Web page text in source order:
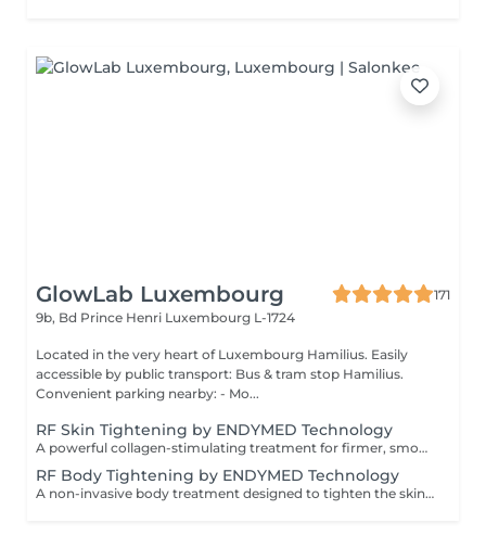
GlowLab Luxembourg
171
9b, Bd Prince Henri Luxembourg L-1724
Located in the very heart of Luxembourg Hamilius. Easily
accessible by public transport: Bus & tram stop Hamilius.
Convenient parking nearby: - Mo...
RF Skin Tightening by ENDYMED Technology
A powerful collagen-stimulating treatment for firmer, smoother, and visibly rejuvenated skin. A non-invasive RadioFrequency treatment designed to tighten the skin, improve elasticity, and stimulate natural collagen production for a firmer, more lifted appearance. At GlowLab, we use the original EndyMed® system a clinically proven, medical-grade technology known for its deep, controlled dermal heating and safe, effective skin tightening results without downtime. This treatment works by delivering focused radiofrequency energy into the deeper layers of the skin, activating collagen remodeling and improving skin structure from within. AVAILABLE TREATMENT AREAS: - EYES targeted treatment for the delicate eye area to smooth fine lines and improve skin firmness. - DOUBLE CHIN improves jawline definition and reduces skin laxity in the submental area. - FACE + EYES enhances overall skin firmness, smooths texture, and softens fine lines. - FACE + EYES + NECK comprehensive lifting treatment to improve elasticity and restore a firmer, more youthful appearance. - FACE + EYES + NECK + NECKLINE full rejuvenation protocol for maximum skin tightening and overall skin quality improvement. INDICATIONS: - Loss of skin firmness and elasticity - Fine lines and early wrinkles - Mild to moderate skin laxity - Dull or tired-looking skin - Loss of definition in jawline or neck area CONTRAINDICATIONS: - Pregnancy and breastfeeding - Pacemaker or metal implants in the treatment area - Active skin infections or inflammation - Severe skin conditions - Recent aggressive aesthetic procedures AFTERCARE & RECOMMENDATIONS: - Avoid excessive heat exposure (sauna, hot baths) for 2448 hours - Keep the skin well hydrated - Use daily SPF protection - Maintain a consistent treatment schedule for best results A course of 6 sessions is recommended: the first 4 sessions performed weekly, followed by 2 sessions every 2 weeks for optimal and long-lasting results.
RF Body Tightening by ENDYMED Technology
A non-invasive body treatment designed to tighten the skin, improve elasticity, and enhance body contours using advanced radiofrequency technology. At GlowLab, we use the original EndyMed® system a clinically proven, medical-grade technology that delivers controlled thermal energy into the deeper layers of the skin, stimulating collagen production and improving skin structure from within. This treatment helps to firm the skin, improve tone, and visibly refine body contours, making it ideal for areas affected by skin laxity or loss of firmness. TREATMENT OPTIONS: - 30 minutes targeted treatment for smaller areas such as arms, inner thighs, or localized zones. - 45 minutes extended treatment for medium areas or combined zones. - 60 minutes comprehensive treatment for larger areas, including abdomen, thighs, or full contouring focus. INDICATIONS: - Loss of skin firmness and elasticity - Skin laxity (post-weight loss or postpartum) - Uneven skin texture - Decreased skin tone - Body contour refinement CONTRAINDICATIONS: - Pregnancy and breastfeeding - Pacemaker or metal implants in the treatment area - Active skin infections or inflammation - Severe skin conditions AFTERCARE & RECOMMENDATIONS: - Stay well hydrated to support metabolic processes - Avoid excessive heat exposure (sauna, hot baths) for 2448 hours - Maintain a consistent treatment schedule - Combine with a healthy lifestyle for optimal results A comfortable, no-downtime solution for firmer, smoother, and more sculpted body contours. A course of 6-8 sessions is recommended, performed weekly for optimal and long-lasting results.